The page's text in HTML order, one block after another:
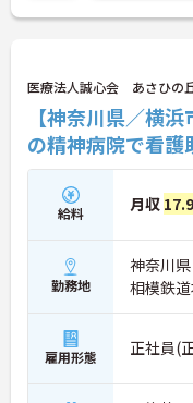
ています。さらに、有
度をはじめ、マネジメ
る独自の研修プログラ
るスキルアップと長期
る、非常に魅力的な職
★おすすめPOINT★
【ICT機器の積極的な
ら働けます】
・眠りスキャンやイン
・無駄な業務が削減さ
まれ、ご入居者様お一
ができます
【実務者研修の無料受
・働きながら実務者研
医療法人誠心会 あさひの
【神奈川県／横
の精神病院で看護
給料 月収
勤務地
神奈川
相模鉄
雇用形態 正社員(